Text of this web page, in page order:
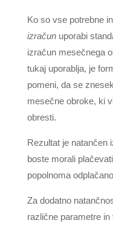
Ko so vse potrebne
izračunuporabi
izračun mesečnega
tukaj uporablja, je
pomeni, da se
mesečne obroke, ki
obresti.
Rezultat je natančen
boste morali
popolnoma
Za dodatno
različne parametre